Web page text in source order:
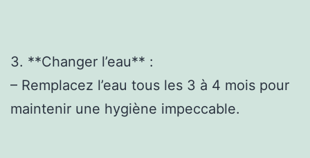
3. **Changer l’eau** :
– Remplacez l’eau tous les 3 à 4 mois pour
maintenir une hygiène impeccable.